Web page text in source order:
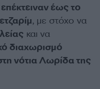
έως το
, με στόχο να
και να
διαχωρισμό
νότια Λωρίδα της